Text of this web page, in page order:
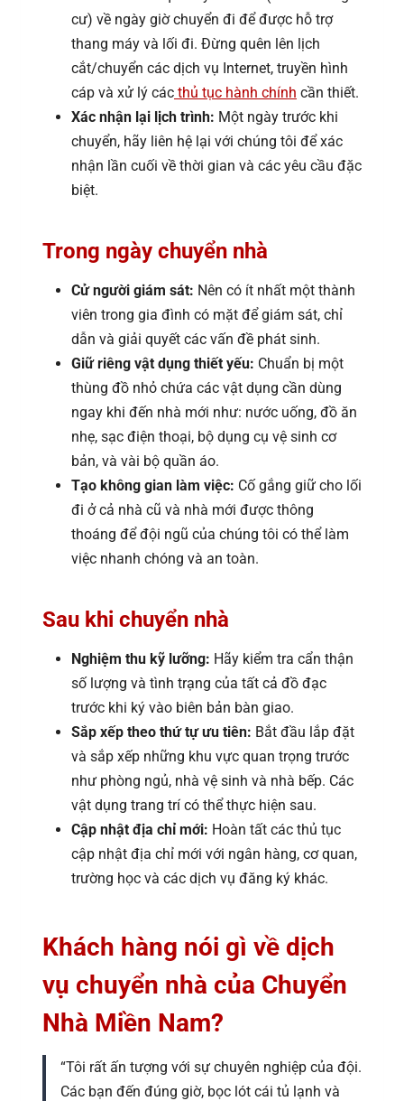
cư) về ngày giờ chuyển đi để được hỗ trợ
thang máy và lối đi. Đừng quên lên lịch
cắt/chuyển các dịch vụ Internet, truyền hình
cáp và xử lý các thủ tục hành chính cần thiết.
Xác nhận lại lịch trình: Một ngày trước khi
chuyển, hãy liên hệ lại với chúng tôi để xác
nhận lần cuối về thời gian và các yêu cầu đặc
biệt.
Trong ngày chuyển nhà
Cử người giám sát: Nên có ít nhất một thành
viên trong gia đình có mặt để giám sát, chỉ
dẫn và giải quyết các vấn đề phát sinh.
Giữ riêng vật dụng thiết yếu: Chuẩn bị một
thùng đồ nhỏ chứa các vật dụng cần dùng
ngay khi đến nhà mới như: nước uống, đồ ăn
nhẹ, sạc điện thoại, bộ dụng cụ vệ sinh cơ
bản, và vài bộ quần áo.
Tạo không gian làm việc: Cố gắng giữ cho lối
đi ở cả nhà cũ và nhà mới được thông
thoáng để đội ngũ của chúng tôi có thể làm
việc nhanh chóng và an toàn.
Sau khi chuyển nhà
Nghiệm thu kỹ lưỡng: Hãy kiểm tra cẩn thận
số lượng và tình trạng của tất cả đồ đạc
trước khi ký vào biên bản bàn giao.
Sắp xếp theo thứ tự ưu tiên: Bắt đầu lắp đặt
và sắp xếp những khu vực quan trọng trước
như phòng ngủ, nhà vệ sinh và nhà bếp. Các
vật dụng trang trí có thể thực hiện sau.
Cập nhật địa chỉ mới: Hoàn tất các thủ tục
cập nhật địa chỉ mới với ngân hàng, cơ quan,
trường học và các dịch vụ đăng ký khác.
Khách hàng nói gì về dịch
vụ chuyển nhà của Chuyển
Nhà Miền Nam?
“Tôi rất ấn tượng với sự chuyên nghiệp của đội.
Các bạn đến đúng giờ, bọc lót cái tủ lạnh và